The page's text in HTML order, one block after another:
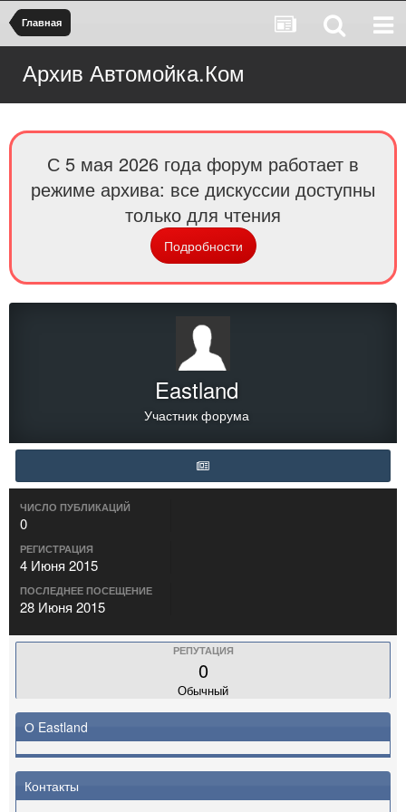
Главная
Архив Автомойка.Ком
С 5 мая 2026 года форум работает в
режиме архива: все дискуссии доступны
только для чтения
Подробности
Eastland
Участник форума
ЧИСЛО ПУБЛИКАЦИЙ
0
РЕГИСТРАЦИЯ
4 Июня 2015
ПОСЛЕДНЕЕ ПОСЕЩЕНИЕ
28 Июня 2015
РЕПУТАЦИЯ
0
Обычный
О Eastland
Контакты